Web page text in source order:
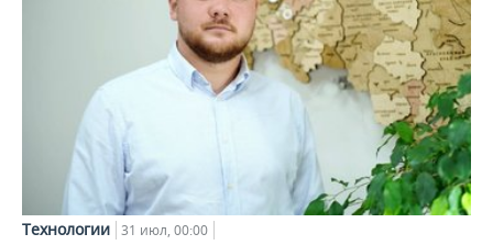
Технологии 31 июл, 00:00